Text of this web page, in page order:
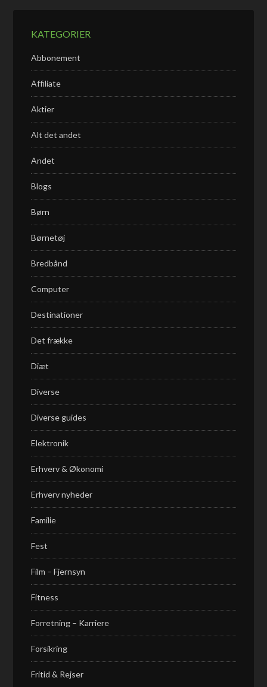
KATEGORIER
Abbonement
Affiliate
Aktier
Alt det andet
Andet
Blogs
Børn
Børnetøj
Bredbånd
Computer
Destinationer
Det frække
Diæt
Diverse
Diverse guides
Elektronik
Erhverv & Økonomi
Erhverv nyheder
Familie
Fest
Film – Fjernsyn
Fitness
Forretning – Karriere
Forsikring
Fritid & Rejser